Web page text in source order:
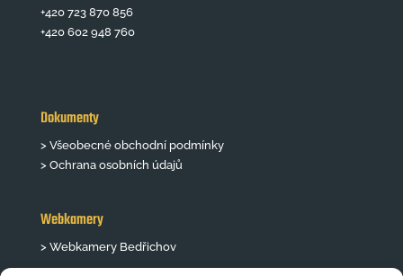
+420 723 870 856
+420 602 948 760
Dokumenty
> Všeobecné obchodní podmínky
> Ochrana osobních údajů
Webkamery
> Webkamery Bedřichov